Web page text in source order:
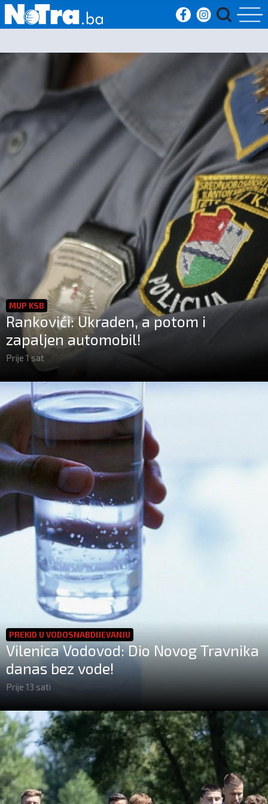
Početna
Sport
Kultura
Crna
kronika
Politika
Zanimljivosti
MUP KSB
Rankovići: Ukraden, a potom i
zapaljen automobil!
Prije 1 sat
PREKID U VODOSNABDIJEVANJU
Vilenica Vodovod: Dio Novog Travnika
danas bez vode!
Prije 13 sati